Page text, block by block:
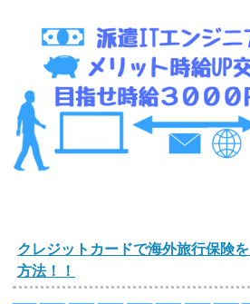
クレジットカードで海外旅行保険
方法！！